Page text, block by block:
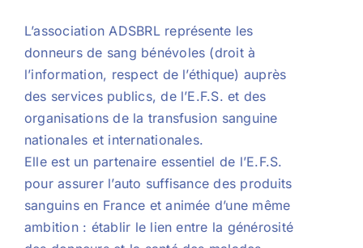
L’association ADSBRL représente les
donneurs de sang bénévoles (droit à
l’information, respect de l’éthique) auprès
des services publics, de l’E.F.S. et des
organisations de la transfusion sanguine
nationales et internationales.
Elle est un partenaire essentiel de l’E.F.S.
pour assurer l’auto suffisance des produits
sanguins en France et animée d’une même
ambition : établir le lien entre la générosité